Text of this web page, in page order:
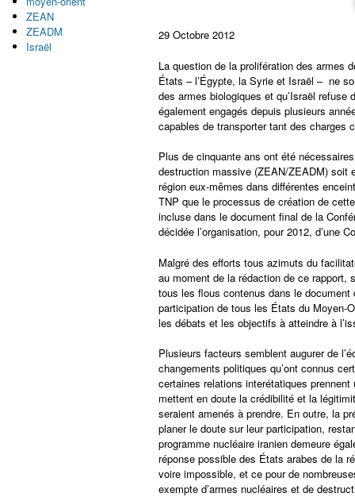
29 Octobre 2012
La question de la prolifération des armes
États – l’Égypte, la Syrie et Israël – ne
des armes biologiques et qu’Israël
également engagés depuis plusieurs
capables de transporter tant des charges
Plus de cinquante ans ont été
destruction massive (ZEAN/ZEADM) soit
région eux-mêmes dans différentes
TNP que le processus de création de
incluse dans le document final de la
décidée l’organisation, pour 2012, d’une
Malgré des efforts tous azimuts du
au moment de la rédaction de ce rapport,
tous les flous contenus dans le document
participation de tous les États du Moyen-
les débats et les objectifs à atteindre à
Plusieurs facteurs semblent augurer de
changements politiques qu’ont connus
certaines relations interétatiques
mettent en doute la crédibilité et la
seraient amenés à prendre. En outre, la
planer le doute sur leur participation,
programme nucléaire iranien demeure
réponse possible des États arabes de la
voire impossible, et ce pour de
exempte d’armes nucléaires et de
ZEAN
ZEADM
Israël